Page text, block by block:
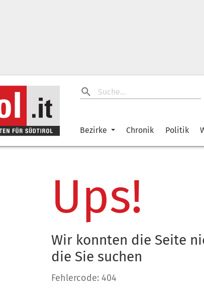
Bezirke Chronik Politik
Ups!
Wir konnten die Seite
die Sie suchen
Fehlercode: 404